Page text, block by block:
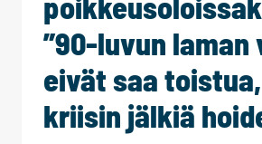
VIRHEET
EIVÄT
SAA
TOISTUA,
KRIISIN
JÄLKIÄ
”90-luvun laman
eivät saa
kriisin jälkiä